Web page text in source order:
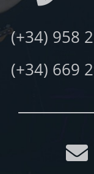
(+34) 958
(+34) 669